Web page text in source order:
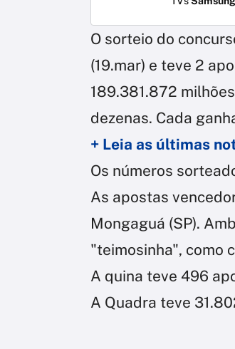
O sorteio do
(19.mar) e teve 2
189.381.872
dezenas. Cada
+ Leia as últimas
Os números
As apostas
Mongaguá (SP).
"teimosinha", como
A quina teve 496
A Quadra teve